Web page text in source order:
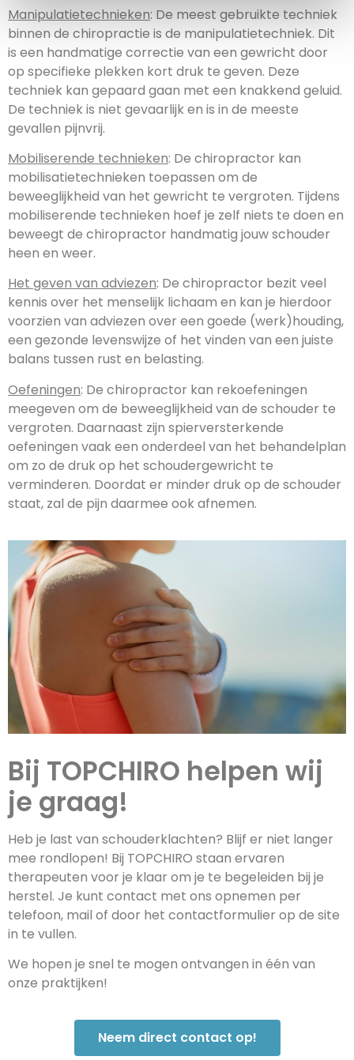
Manipulatietechnieken: De meest gebruikte techniek
binnen de chiropractie is de manipulatietechniek. Dit
is een handmatige correctie van een gewricht door
op specifieke plekken kort druk te geven. Deze
techniek kan gepaard gaan met een knakkend geluid.
De techniek is niet gevaarlijk en is in de meeste
gevallen pijnvrij.
Mobiliserende technieken: De chiropractor kan
mobilisatietechnieken toepassen om de
beweeglijkheid van het gewricht te vergroten. Tijdens
mobiliserende technieken hoef je zelf niets te doen en
beweegt de chiropractor handmatig jouw schouder
heen en weer.
Het geven van adviezen: De chiropractor bezit veel
kennis over het menselijk lichaam en kan je hierdoor
voorzien van adviezen over een goede (werk)houding,
een gezonde levenswijze of het vinden van een juiste
balans tussen rust en belasting.
Oefeningen: De chiropractor kan rekoefeningen
meegeven om de beweeglijkheid van de schouder te
vergroten. Daarnaast zijn spierversterkende
oefeningen vaak een onderdeel van het behandelplan
om zo de druk op het schoudergewricht te
verminderen. Doordat er minder druk op de schouder
staat, zal de pijn daarmee ook afnemen.
Bij TOPCHIRO helpen wij
je graag!
Heb je last van schouderklachten? Blijf er niet langer
mee rondlopen! Bij TOPCHIRO staan ervaren
therapeuten voor je klaar om je te begeleiden bij je
herstel. Je kunt contact met ons opnemen per
telefoon, mail of door het contactformulier op de site
in te vullen.
We hopen je snel te mogen ontvangen in één van
onze praktijken!
Neem direct contact op!